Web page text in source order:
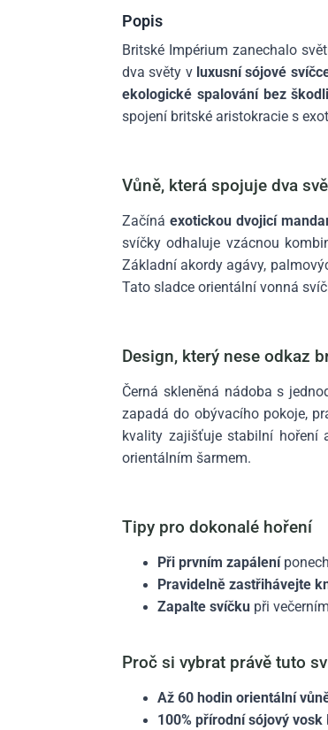
Popis
Britské Impérium zanechalo
dva světy v luxusní sójové
ekologické spalování bez
spojení britské aristokracie s
Vůně, která spojuje dva
Začínáexotickou dvojicí
svíčky odhaluje vzácnou
Základní akordy agávy,
Tato sladce orientální vonná
Design, který nese odkaz
Černá skleněná nádoba s
zapadá do obývacího pokoje,
kvality zajišťuje stabilní hoření
orientálním šarmem.
Tipy pro dokonalé hoření
Při prvním zapálení
Pravidelně zastřihávejte
Zapalte svíčku při
Proč si vybrat právě tuto
Až 60 hodin orientální
100% přírodní sójový vosk